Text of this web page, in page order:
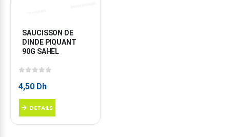
SAUCISSON DE
DINDE PIQUANT
90G SAHEL
4,50 Dh
DETAILS